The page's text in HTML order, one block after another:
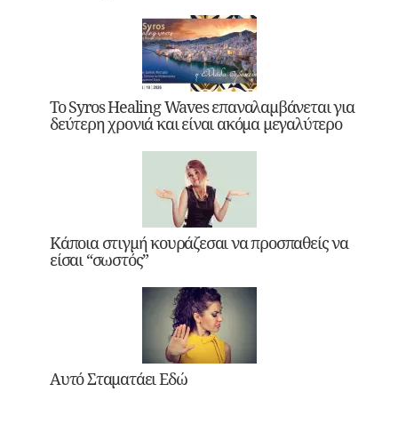
Το Syros Healing Waves επαναλαμβάνεται για
δεύτερη χρονιά και είναι ακόμα μεγαλύτερο
Κάποια στιγμή κουράζεσαι να προσπαθείς να
είσαι “σωστός”
Αυτό Σταματάει Εδώ